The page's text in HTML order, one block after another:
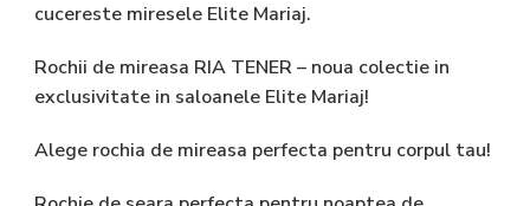
cucereste miresele Elite Mariaj.
Rochii de mireasa RIA TENER – noua colectie in
exclusivitate in saloanele Elite Mariaj!
Alege rochia de mireasa perfecta pentru corpul tau!